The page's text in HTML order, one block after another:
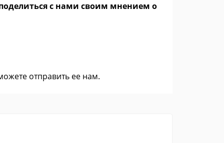
с нами своим мнением о
отправить ее нам.